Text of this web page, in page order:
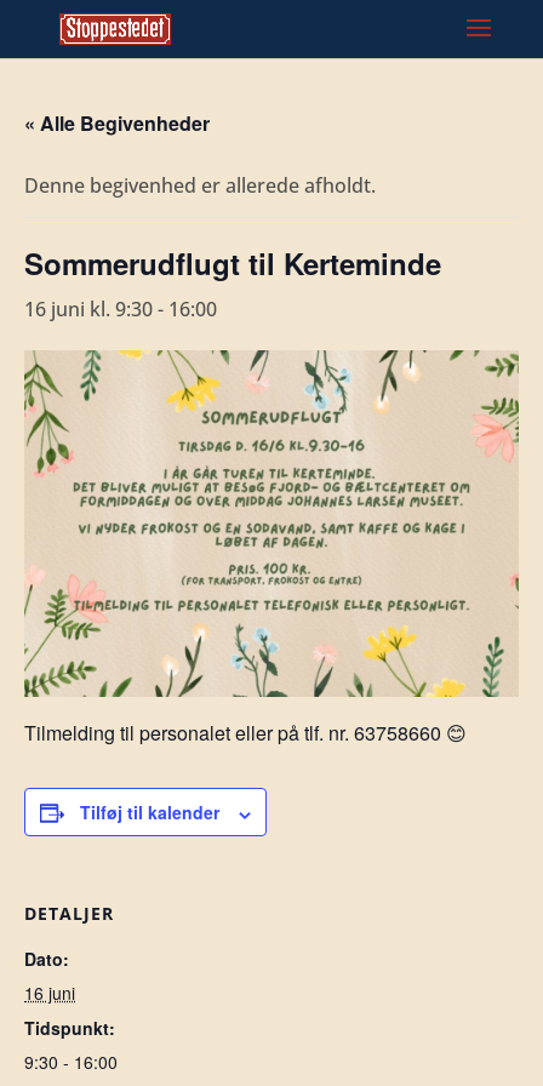
« Alle Begivenheder
Denne begivenhed er allerede afholdt.
Sommerudflugt til Kerteminde
16 juni kl. 9:30- 16:00
Tilmelding til personalet eller på tlf. nr. 63758660 😊
Tilføj til kalender
DETALJER
Dato:
16 juni
Tidspunkt:
9:30 - 16:00